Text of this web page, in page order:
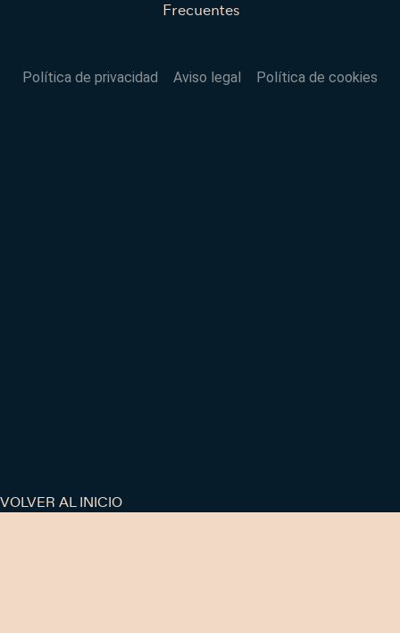
Frecuentes
Política de privacidad Aviso legal Política de cookies